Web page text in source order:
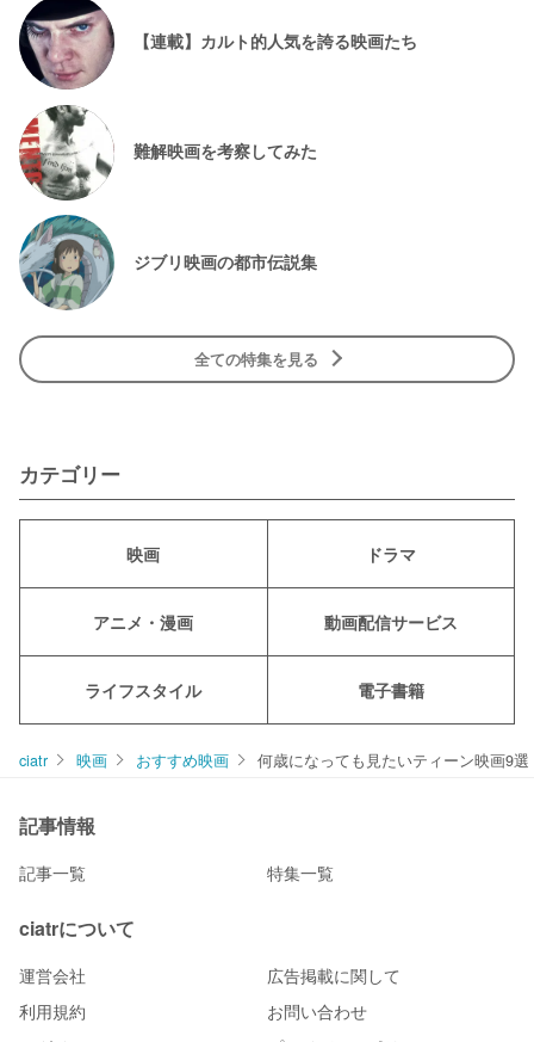
【連載】カルト的人気を誇る映画たち
難解映画を考察してみた
ジブリ映画の都市伝説集
全ての特集を見る
カテゴリー
映画 ドラマ
アニメ・漫画 動画配信サービス
ライフスタイル 電子書籍
ciatr 映画 おすすめ映画 何歳になっても見たいティーン映画9選
記事情報
記事一覧 特集一覧
ciatrについて
運営会社
広告掲載に関して
利用規約
お問い合わせ